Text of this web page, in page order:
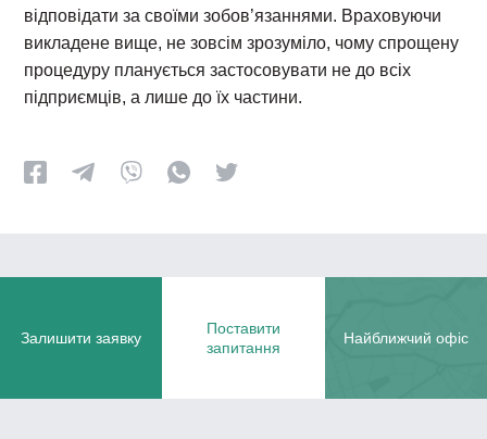
відповідати за своїми зобов’язаннями. Враховуючи
викладене вище, не зовсім зрозуміло, чому спрощену
процедуру планується застосовувати не до всіх
підприємців, а лише до їх частини.
Залишити заявку
Поставити
запитання
Найближчий офіс